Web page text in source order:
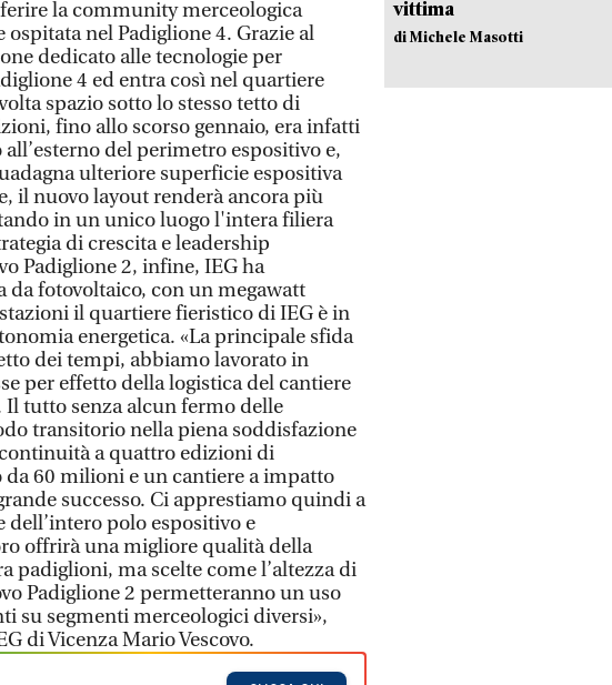
la community merceologica
nel Padiglione 4. Grazie al
dedicato alle tecnologie per
4 ed entra così nel quartiere
spazio sotto lo stesso tetto di
fino allo scorso gennaio, era infatti
del perimetro espositivo e,
ulteriore superficie espositiva
il nuovo layout renderà ancora più
in un unico luogo l'intera filiera
di crescita e leadership
Padiglione 2, infine, IEG ha
fotovoltaico, con un megawatt
il quartiere fieristico di IEG è in
energetica. «La principale sfida
dei tempi, abbiamo lavorato in
per effetto della logistica del cantiere
tutto senza alcun fermo delle
transitorio nella piena soddisfazione
a quattro edizioni di
60 milioni e un cantiere a impatto
successo. Ci apprestiamo quindi a
polo espositivo e
offrirà una migliore qualità della
padiglioni, ma scelte come l’altezza di
Padiglione 2 permetteranno un uso
su segmenti merceologici diversi»,
di Vicenza Mario Vescovo.
vittima
di Michele Masotti